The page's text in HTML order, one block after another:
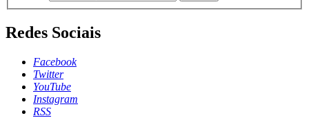
Redes Sociais
Facebook
Twitter
YouTube
Instagram
RSS